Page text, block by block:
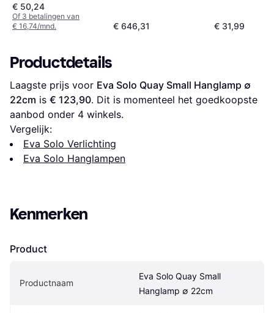
€ 50,24
Of 3 betalingen van
€ 16,74/mnd.
€ 646,31 € 31,99
Productdetails
Laagste prijs voor Eva Solo Quay Small Hanglamp ∅
22cm is € 123,90. Dit is momenteel het goedkoopste
aanbod onder 4 winkels.
Vergelijk:
Eva Solo Verlichting
Eva Solo Hanglampen
Kenmerken
Product
Productnaam
Eva Solo Quay Small
Hanglamp ∅ 22cm